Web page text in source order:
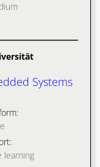
Systems
learning